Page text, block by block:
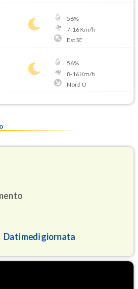
56%
7-16Km/h
Est SE
56%
8-16Km/h
Nord O
Dati medi giornata